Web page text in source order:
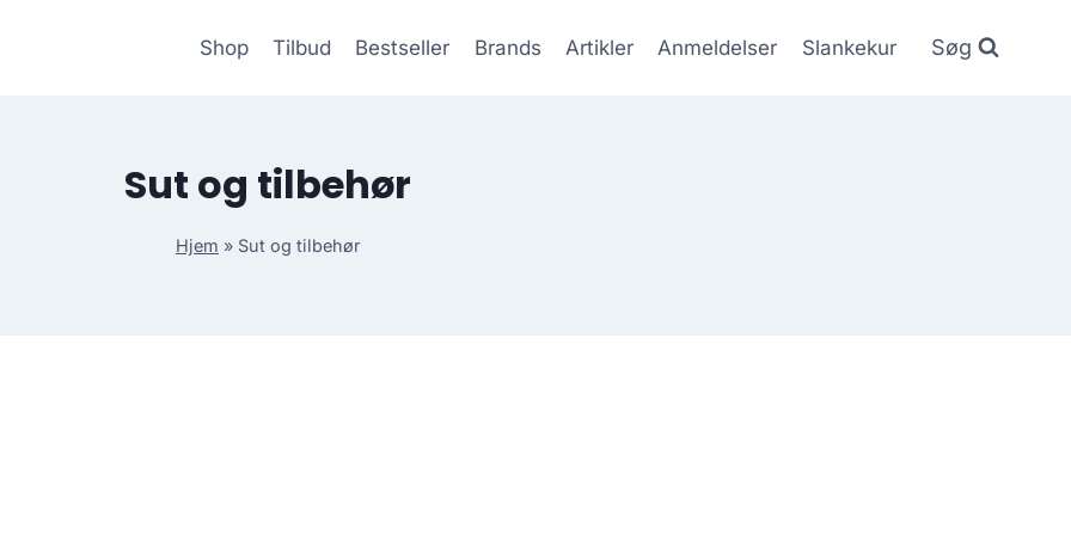
Shop Tilbud Bestseller Brands Artikler Anmeldelser Slankekur Søg
Sut og tilbehør
Hjem » Sut og tilbehør